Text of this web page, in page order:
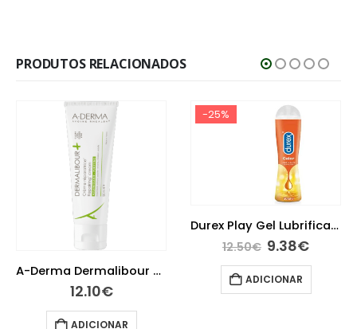
PRODUTOS RELACIONADOS
A-Derma Dermalibour Creme Reparador 50 ml
-25%
Durex Play Gel Lubrificante Efeito Calor 50ml
ADICIONAR